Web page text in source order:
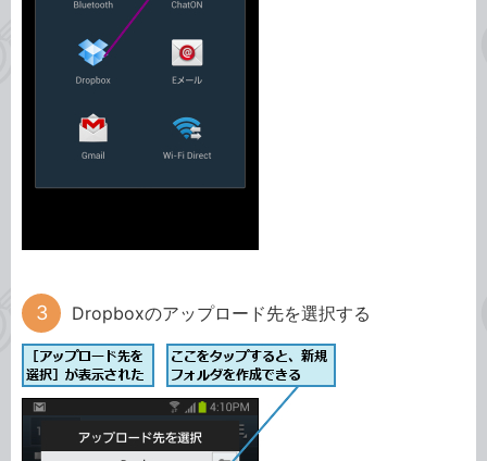
Dropboxのアップロード先を選択する